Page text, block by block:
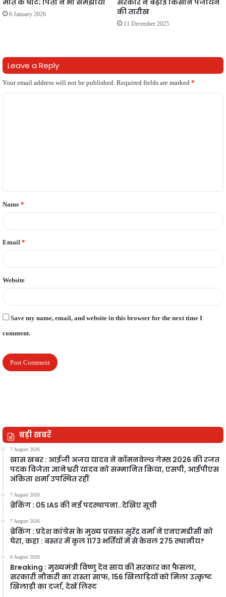
6 January 2026
की तारीख
11 December 2025
Leave a Reply
Your email address will not be published. Required fields are marked *
t
*
Name *
Email *
Website
Save my name, email, and website in this browser for the next time I
comment.
बड़ी खबरें
7 August 2026
खास खबर : आईजी अजय यादव ने कॉमनवेल्थ गेम्स 2026 की रजत
पदक विजेता ज्ञानेश्वरी यादव को सम्मानित किया, एसपी, आईपीएस
अंकिता शर्मा उपस्थित रहीं
7 August 2026
ब्रेकिंग : 05 IAS की नई पदस्थापना..देखिए सूची
7 August 2026
ब्रेकिंग : प्रदेश कांग्रेस के मुख्य प्रवक्ता सुरेंद्र वर्मा ने एनएमडीसी को
घेरा, कहा : बस्तर में कुल 1173 भर्तियों में से केवल 275 स्थानीय?
6 August 2026
Breaking : मुख्यमंत्री विष्णु देव साय की सरकार का फैसला,
सरकारी नौकरी का रास्ता साफ, 156 खिलाड़ियों को मिला उत्कृष्ट
खिलाड़ी का दर्जा, देखें लिस्‍ट